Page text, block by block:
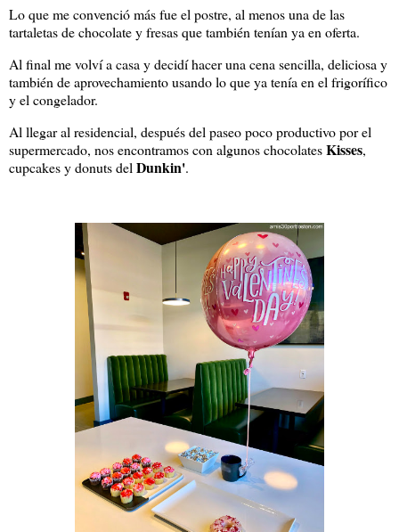
Lo que me convenció más fue el postre, al menos una de las
tartaletas de chocolate y fresas que también tenían ya en oferta.
Al final me volví a casa y decidí hacer una cena sencilla, deliciosa y
también de aprovechamiento usando lo que ya tenía en el frigorífico
y el congelador.
Al llegar al residencial, después del paseo poco productivo por el
supermercado, nos encontramos con algunos chocolatesKisses,
cupcakes y donuts del Dunkin'.